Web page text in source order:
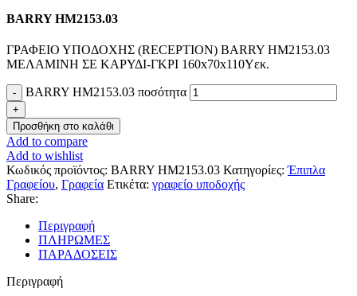
BARRY HM2153.03
ΓΡΑΦΕΙΟ ΥΠΟΔΟΧΗΣ (RECEPTION) BARRY HM2153.03
ΜΕΛΑΜΙΝΗ ΣΕ ΚΑΡΥΔΙ-ΓΚΡΙ 160x70x110Υεκ.
BARRY HM2153.03 ποσότητα
Προσθήκη στο καλάθι
Add to compare
Add to wishlist
Κωδικός προϊόντος: BARRY HM2153.03 Κατηγορίες: Έπιπλα
Γραφείου, Γραφεία Ετικέτα: γραφείο υποδοχής
Share:
Περιγραφή
ΠΛΗΡΩΜΕΣ
ΠΑΡΑΔΟΣΕΙΣ
Περιγραφή